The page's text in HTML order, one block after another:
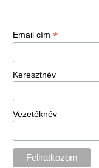
Email cím *
Keresztnév
Vezetéknév